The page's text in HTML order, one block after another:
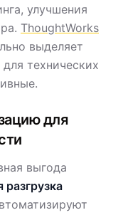
улучшения
ThoughtWorks
выделяет
технических
для
выгода
разгрузка